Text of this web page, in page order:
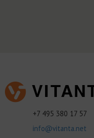
+7 495 380 17 57
info@vitanta.net